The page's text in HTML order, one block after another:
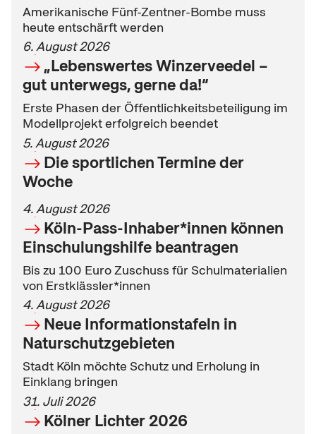
Amerikanische Fünf-Zentner-Bombe muss
heute entschärft werden
6. August 2026
„Lebenswertes Winzerveedel –
gut unterwegs, gerne da!“
Erste Phasen der Öffentlichkeitsbeteiligung im
Modellprojekt erfolgreich beendet
5. August 2026
Die sportlichen Termine der
Woche
4. August 2026
Köln-Pass-Inhaber*innen können
Einschulungshilfe beantragen
Bis zu 100 Euro Zuschuss für Schulmaterialien
von Erstklässler*innen
4. August 2026
Neue Informationstafeln in
Naturschutzgebieten
Stadt Köln möchte Schutz und Erholung in
Einklang bringen
31. Juli 2026
Kölner Lichter 2026